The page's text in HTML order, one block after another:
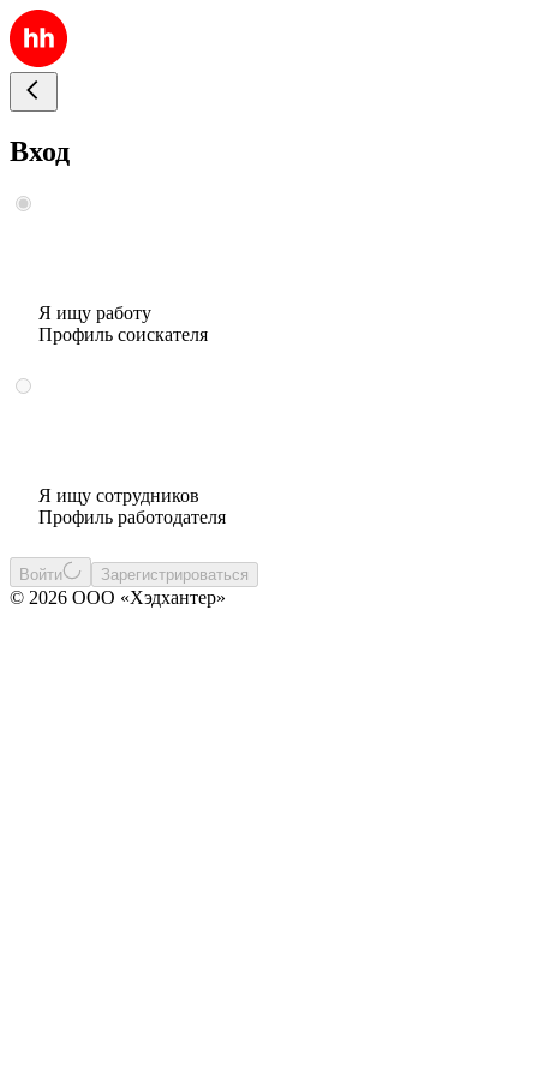
Вход
Я ищу работу
Профиль соискателя
Я ищу сотрудников
Профиль работодателя
Войти Зарегистрироваться
© 2026 ООО «Хэдхантер»